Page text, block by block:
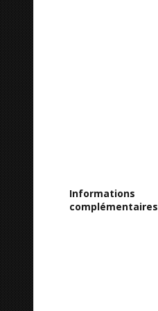
Informations
complémentaires